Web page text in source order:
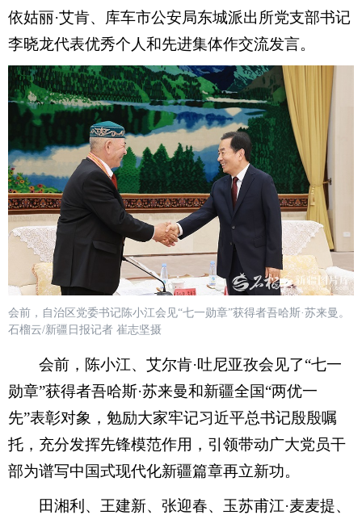
依姑丽·艾肯、库车市公安局东城派出所党支部书记
李晓龙代表优秀个人和先进集体作交流发言。
会前，自治区党委书记陈小江会见“七一勋章”获得者吾哈斯·苏来曼。
石榴云/新疆日报记者 崔志坚摄
会前，陈小江、艾尔肯·吐尼亚孜会见了“七一
勋章”获得者吾哈斯·苏来曼和新疆全国“两优一
先”表彰对象，勉励大家牢记习近平总书记殷殷嘱
托，充分发挥先锋模范作用，引领带动广大党员干
部为谱写中国式现代化新疆篇章再立新功。
田湘利、王建新、张迎春、玉苏甫江·麦麦提、